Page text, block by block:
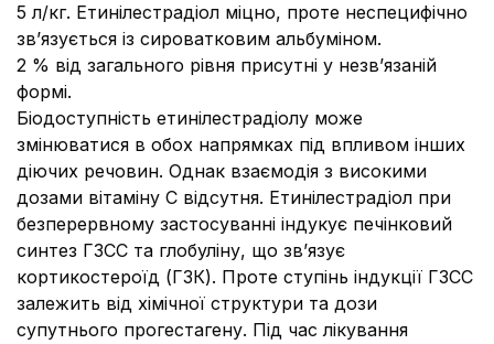
5 л/кг. Етинілестрадіол міцно, проте неспецифічно
зв’язується із сироватковим альбуміном.
2 % від загального рівня присутні у незв’язаній
формі.
Біодоступність етинілестрадіолу може
змінюватися в обох напрямках під впливом інших
діючих речовин. Однак взаємодія з високими
дозами вітаміну С відсутня. Етинілестрадіол при
безперервному застосуванні індукує печінковий
синтез ГЗСС та глобуліну, що зв’язує
кортикостероїд (ГЗК). Проте ступінь індукції ГЗСС
залежить від хімічної структури та дози
супутнього прогестагену. Під час лікування